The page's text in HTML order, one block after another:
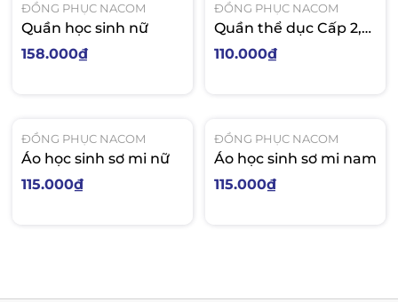
ĐỒNG PHỤC NACOM
Quần học sinh nữ
158.000₫
ĐỒNG PHỤC NACOM
Quần thể dục Cấp 2,3
sọc trắng Poly
110.000₫
ĐỒNG PHỤC NACOM
Áo học sinh sơ mi nữ
115.000₫
ĐỒNG PHỤC NACOM
Áo học sinh sơ mi nam
115.000₫